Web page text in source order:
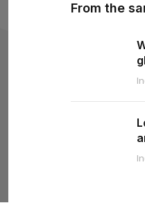
From the